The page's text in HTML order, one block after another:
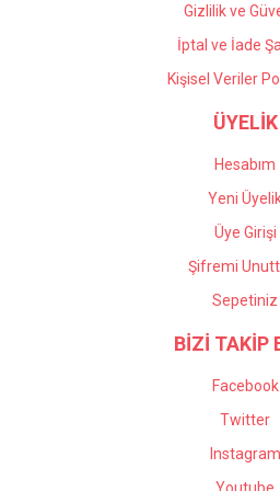
Gizlilik ve
İptal ve İade
Kişisel Veriler
ÜYELİK
Hesabım
Yeni
Üye Girişi
Şifremi
Sepetiniz
BİZİ TAKİP
Facebook
Twitter
Instagram